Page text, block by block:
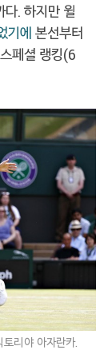
다. 하지만 윌
기에 본선부터
페셜 랭킹(6
리야 아자란카.